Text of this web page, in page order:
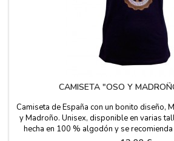
CAMISETA "OSO Y
Camiseta de España con un bonito diseño,
y Madroño. Unisex, disponible en varias
hecha en 100 % algodón y se